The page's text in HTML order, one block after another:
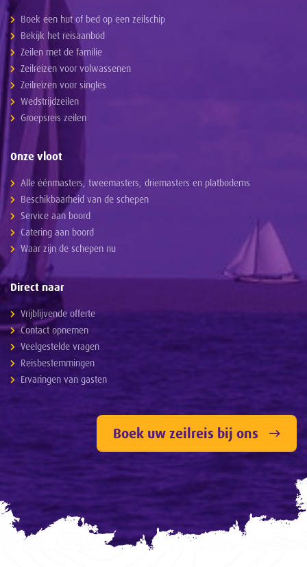
Boek een hut of bed op een zeilschip
Bekijk het reisaanbod
Zeilen met de familie
Zeilreizen voor volwassenen
Zeilreizen voor singles
Wedstrijdzeilen
Groepsreis zeilen
Onze vloot
Alle éénmasters, tweemasters, driemasters en platbodems
Beschikbaarheid van de schepen
Service aan boord
Catering aan boord
Waar zijn de schepen nu
Direct naar
Vrijblijvende offerte
Contact opnemen
Veelgestelde vragen
Reisbestemmingen
Ervaringen van gasten
Boek uw zeilreis bij ons